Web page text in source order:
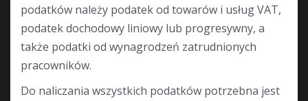
podatków należy podatek od towarów i usług VAT,
podatek dochodowy liniowy lub progresywny, a
także podatki od wynagrodzeń zatrudnionych
pracowników.
Do naliczania wszystkich podatków potrzebna jest